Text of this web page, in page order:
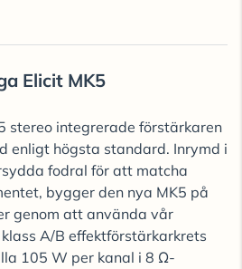
Elicit MK5
stereo integrerade förstärkaren
enligt högsta standard. Inrymd i
fodral för att matcha
bygger den nya MK5 på
genom att använda vår
A/B effektförstärkarkrets
105 W per kanal i 8 Ω-